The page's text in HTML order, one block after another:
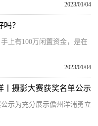
2023/01/04
？
上有100万闲置资金，是在
2023/01/04
丨摄影大赛获奖名单公示
示为充分展示儋州洋浦勇立